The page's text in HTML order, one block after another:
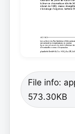
File info:
573.30KB